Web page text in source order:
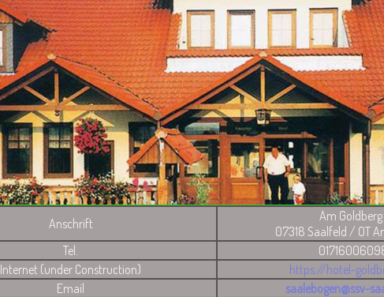
Anschrift
Am Goldberg
07318 Saalfeld / OT
Tel.
Internet (under Construction)
https://hotel-
Email
saalebogen@ssv-